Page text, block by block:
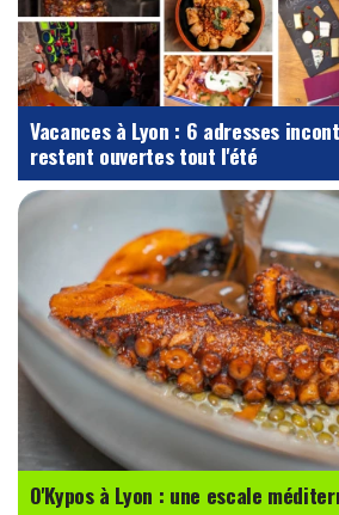
Vacances à Lyon : 6 adresses
restent ouvertes tout l'été
O'Kypos à Lyon : une escale